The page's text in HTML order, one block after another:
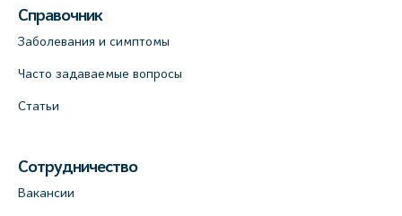
Справочник
Заболевания и симптомы
Часто задаваемые вопросы
Статьи
Сотрудничество
Вакансии